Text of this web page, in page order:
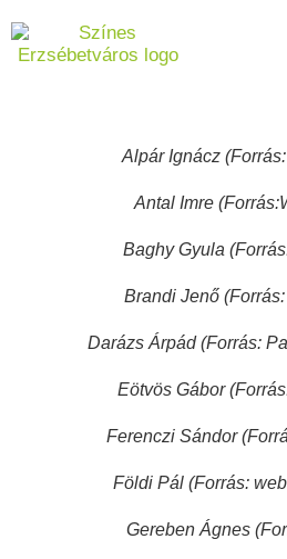
Alpár Ignácz
Antal Imre
Baghy Gyula
Brandi Jenő
Darázs Árpád (Forrás:
Eötvös Gábor
Ferenczi Sándor
Földi Pál (Forrás:
Gereben Ágnes